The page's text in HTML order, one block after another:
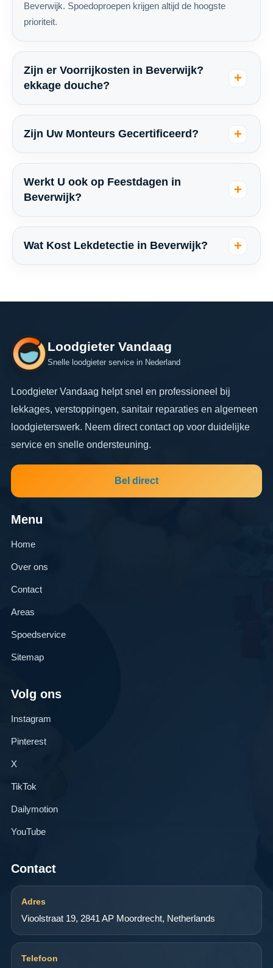
Beverwijk. Spoedoproepen krijgen altijd de hoogste
prioriteit.
Zijn er Voorrijkosten in Beverwijk?
ekkage douche?
Zijn Uw Monteurs Gecertificeerd?
Werkt U ook op Feestdagen in
Beverwijk?
Wat Kost Lekdetectie in Beverwijk?
Loodgieter Vandaag
Snelle loodgieter service in Nederland
Loodgieter Vandaag helpt snel en professioneel bij
lekkages, verstoppingen, sanitair reparaties en algemeen
loodgieterswerk. Neem direct contact op voor duidelijke
service en snelle ondersteuning.
Bel direct
Menu
Home
Over ons
Contact
Areas
Spoedservice
Sitemap
Volg ons
Instagram
Pinterest
X
TikTok
Dailymotion
YouTube
Contact
Adres
Vioolstraat 19, 2841 AP Moordrecht, Netherlands
Telefoon